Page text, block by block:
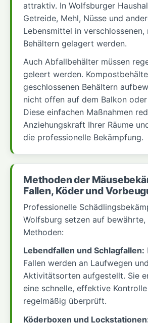
attraktiv. In Wolfsburger
Getreide, Mehl, Nüsse und
Lebensmittel in verschlossenen,
Behältern gelagert werden.
Auch Abfallbehälter müssen
geleert werden.
geschlossenen Behältern
nicht offen auf dem Balkon
Diese einfachen Maßnahmen
Anziehungskraft Ihrer Räume
die professionelle Bekämpfung.
Methoden der
Fallen, Köder und
Professionelle
Wolfsburg setzen auf bewährte,
Methoden:
Lebendfallen und Schlagfallen:
Fallen werden an Laufwegen
Aktivitätsorten aufgestellt. Sie
eine schnelle, effektive
regelmäßig überprüft.
Köderboxen und